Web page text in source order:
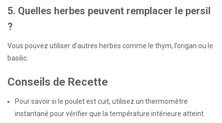
5. Quelles herbes peuvent remplacer le persil
?
Vous pouvez utiliser d’autres herbes comme le thym, l’origan ou le
basilic.
Conseils de Recette
Pour savoir si le poulet est cuit, utilisez un thermomètre
instantané pour vérifier que la température intérieure atteint